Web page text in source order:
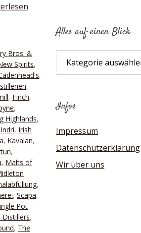
Bros. &
Spirits,
,
,
, Finch,
,
Highlands,
Indri, Irish
, Kavalan,
,
, Malts of
,
, Scapa,
Pot
Distillers,
, The
Alles auf einen Blick
auf
Infos
Impressum
Datenschutzerklärung
Wir über uns